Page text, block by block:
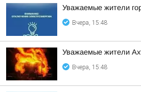
Уважаемые жители
Вчера, 15:48
Уважаемые жители
Вчера, 15:48